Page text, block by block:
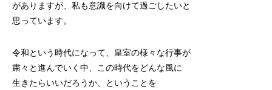
がありますが、私も意識を向けて過ごしたいと
思っています。
令和という時代になって、皇室の様々な行事が
粛々と進んでいく中、この時代をどんな風に
生きたらいいだろうか、ということを